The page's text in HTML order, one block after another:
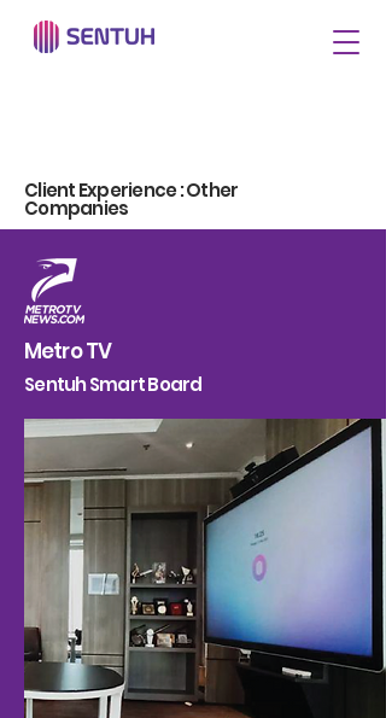
Client Experience : Other
Companies
Metro TV
Sentuh Smart Board